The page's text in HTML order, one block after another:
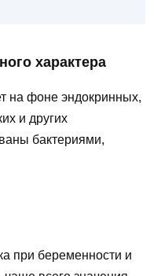
характера
на фоне эндокринных,
и других
бактериями,
при беременности и